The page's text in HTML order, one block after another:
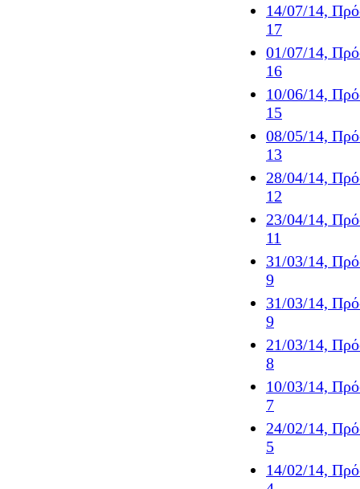
14/07/14,
17
01/07/14,
16
10/06/14,
15
08/05/14,
13
28/04/14,
12
23/04/14,
11
31/03/14,
9
31/03/14,
9
21/03/14,
8
10/03/14,
7
24/02/14,
5
14/02/14,